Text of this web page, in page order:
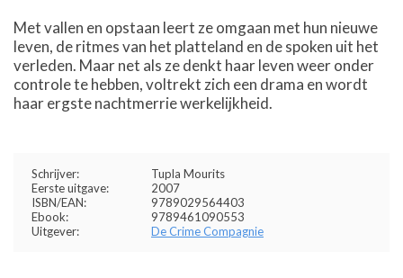
Met vallen en opstaan leert ze omgaan met hun nieuwe
leven, de ritmes van het platteland en de spoken uit het
verleden. Maar net als ze denkt haar leven weer onder
controle te hebben, voltrekt zich een drama en wordt
haar ergste nachtmerrie werkelijkheid.
Schrijver:
Tupla Mourits
Eerste uitgave:
2007
ISBN/EAN:
9789029564403
Ebook:
9789461090553
Uitgever:
De Crime Compagnie